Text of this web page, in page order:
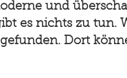
und
es nichts zu tun.
Dort